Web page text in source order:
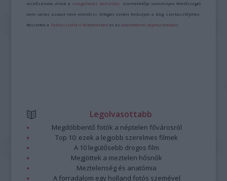
minősülnek, értük a szolgáltatás technikai üzemeltetője semmilyen felelősséget
nem vállal, azokat nem ellenőrzi. Kifogás esetén forduljon a blog szerkesztőjéhez.
Részletek a Felhasználási feltételekben és azadatvédelmi tájékoztatóban
Legolvasottabb
Megdöbbentő fotók a néptelen fővárosról
Top 10: ezek a legjobb szerelmes filmek
A 10 legütősebb drogos film
Megjöttek a meztelen hősnők
Meztelenség és anatómia
A forradalom egy holland fotós szemével